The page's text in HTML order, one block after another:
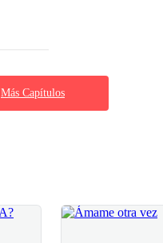
Más Capítulos